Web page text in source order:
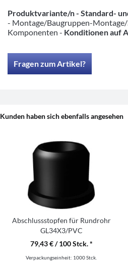
Produktvariante/n - Standard-
- Montage/Baugruppen-
Komponenten - Konditionen auf
Fragen zum Artikel?
Kunden haben sich ebenfalls angesehen
Abschlussstopfen für Rundrohr
GL34X3/PVC
79,43 € / 100 Stck. *
Verpackungseinheit: 1000 Stck.